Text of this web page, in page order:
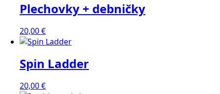
Plechovky + debničky
20,00€
Spin Ladder
20,00€